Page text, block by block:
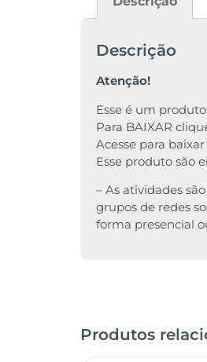
Descrição
Atenção!
Esse é um
Para BAIXAR
Acesse para
Esse produto são
– As atividades
grupos de redes
forma presencial
Produtos